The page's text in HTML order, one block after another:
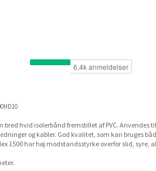
bred hvid isolerbånd fremstillet af PVC. Anvendes
og kabler. God kvalitet, som kan bruges
1500 har høj modstandsstyrke overfor slid, syre,